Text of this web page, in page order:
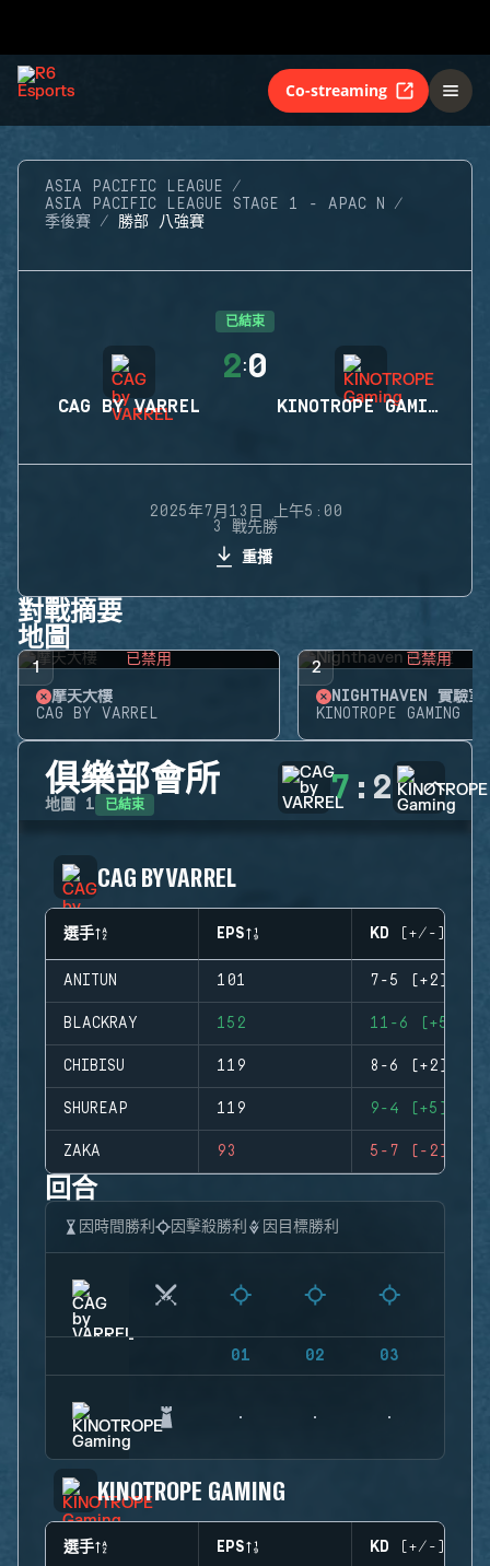
Co-streaming
ASIA PACIFIC LEAGUE
ASIA PACIFIC LEAGUE STAGE 1 - APAC N
季後賽
勝部 八強賽
已結束
CAG BY VARREL
2:0
KINOTROPE GAMING
2025年7月13日 上午5:00
3 戰先勝
重播
對戰摘要
地圖
1 已禁用
摩天大樓
CAG BY VARREL
2 已禁用
NIGHTHAVEN 實驗室
KINOTROPE GAMING
俱樂部會所
地圖 1 已結束 7 : 2
CAG BY VARREL
選手 EPS KD (+/-)
ANITUN 101 7-5 (+2)
BLACKRAY 152 11-6 (+5)
CHIBISU 119 8-6 (+2)
SHUREAP 119 9-4 (+5)
ZAKA 93 5-7 (-2)
回合
因時間勝利 因擊殺勝利 因目標勝利
01 02 03
KINOTROPE GAMING
選手 EPS KD (+/-)